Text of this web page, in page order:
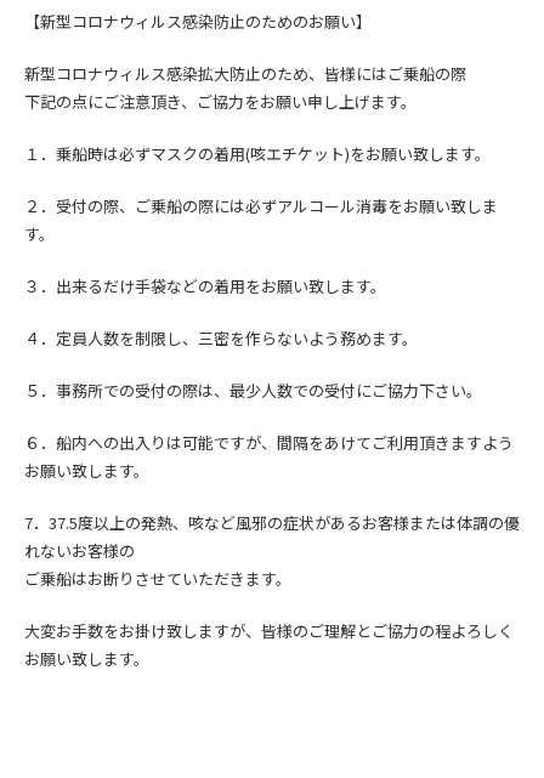
【新型コロナウィルス感染防止のためのお願い】
新型コロナウィルス感染拡大防止のため、皆様にはご乗船の際
下記の点にご注意頂き、 ご協力をお願い申し上げます。
１．乗船時は必ずマスクの着用(咳エチケット)をお願い致します。
２．受付の際、ご乗船の際には必ずアルコール消毒をお願い致しま
す。
３．出来るだけ手袋などの着用をお願い致します。
４．定員人数を制限し、三密を作らないよう務めます。
５．事務所での受付の際は、最少人数での受付にご協力下さい。
６．船内への出入りは可能ですが、間隔をあけてご利用頂きますよう
お願い致します。
7． 37.5度以上の発熱、咳など風邪の症状があるお客様または体調の優
れないお客様の
ご乗船はお断りさせていただきます。
大変お手数をお掛け致しますが、皆様のご理解とご協力の程よろしく
お願い致します。